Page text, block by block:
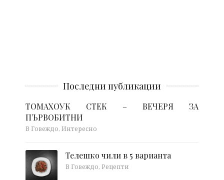
Последни публикации
ТОМАХОУК СТЕК – ВЕЧЕРЯ ЗА
ПЪРВОБИТНИ
В Говеждо, Интересно
Телешко чили в 5 варианта
В Говеждо, Рецепти